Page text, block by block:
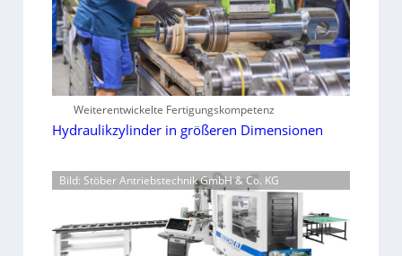
Weiterentwickelte Fertigungskompetenz
Hydraulikzylinder in größeren Dimensionen
Bild: Stöber Antriebstechnik GmbH & Co. KG